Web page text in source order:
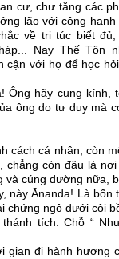
cư, chư tăng các
lão với công
về tri túc biết
Nay Thế Tôn
cận với họ để học
Ông hãy cung
ông do tư duy mà
cách cá nhân, còn
chẳng còn đâu là
và cúng dường nữa,
này Ānanda! Là
chứng ngộ dưới cội
tích. Chỗ “
gian đi hành hương